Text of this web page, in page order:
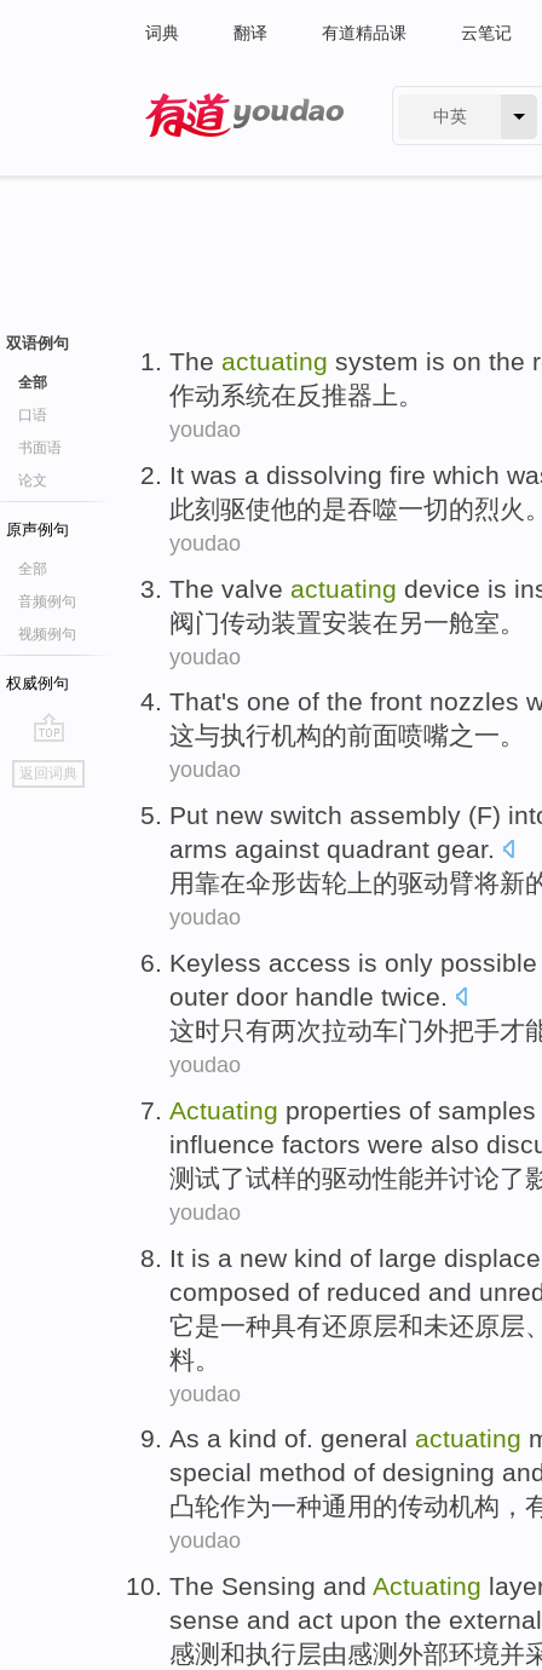
词典 翻译 有道精品课 云笔记
中英
双语例句
全部
口语
书面语
论文
原声例句
全部
音频例句
视频例句
权威例句
go
top
返回词典
The actuating system is on the
作动系统在反推器上。
youdao
It was a dissolving fire which
此刻 驱使他的是吞噬一切的烈火
youdao
The valve actuating device is
阀门传动装置安装在另一舱室。
youdao
That's one of the front nozzles
这与执行机构的前面喷嘴之一。
youdao
Put new switch assembly (F)
arms against quadrant gear.
用靠在伞形齿轮 上的驱动臂将新
youdao
Keyless access is only
outer door handle twice.
这时只有两次拉动车门外把手才
youdao
Actuating properties of
influence factors were also
测试了试样的驱动性能并讨论了
youdao
It is a new kind of large
composed of reduced and
它是一种具有还原层和未还原层
料。
youdao
As a kind of. general actuating
special method of designing
凸轮作为一种通用的传动机构 ，
youdao
The Sensing and Actuating
sense and act upon the external
感测 和执行层由感测 外部环境并